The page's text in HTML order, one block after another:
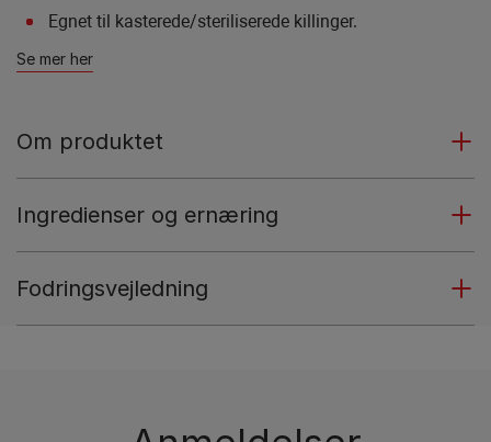
Egnet til kasterede/steriliserede killinger.
Se mer her
Om produktet
Ingredienser og ernæring
Fodringsvejledning